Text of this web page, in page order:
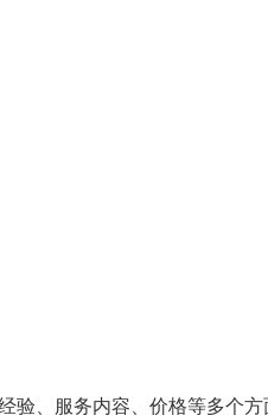
验、服务内容、价格等多个